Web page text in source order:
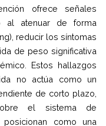
ofrece señales
al atenuar de forma
reducir los síntomas
de peso significativa
Estos hallazgos
no actúa como un
de corto plazo,
el sistema de
como una